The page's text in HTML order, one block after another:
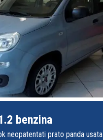
benzina
neopatentati prato panda usata